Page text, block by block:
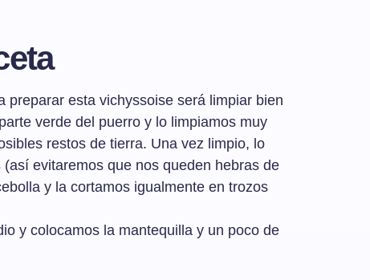
preparar esta vichyssoise será limpiar bien
verde del puerro y lo limpiamos muy
restos de tierra. Una vez limpio, lo
evitaremos que nos queden hebras de
y la cortamos igualmente en trozos
y colocamos la mantequilla y un poco de